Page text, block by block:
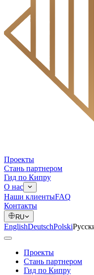
Проекты
Стань партнером
Гид по Кипру
О нас
Наши клиентыFAQ
Контакты
RU
EnglishDeutschPolski
Проекты
Стань партнером
Гид по Кипру